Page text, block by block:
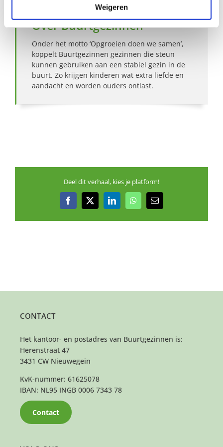
Weigeren
Over Buurtgezinnen
Onder het motto ‘Opgroeien doen we samen’,
koppelt Buurtgezinnen gezinnen die steun
kunnen gebruiken aan een stabiel gezin in de
buurt. Zo krijgen kinderen wat extra liefde en
aandacht en worden ouders ontlast.
Deel dit verhaal, kies je platform!
Facebook
X LinkedInWhatsApp
E-
CONTACT
Het kantoor- en postadres van Buurtgezinnen is:
Herenstraat 47
3431 CW Nieuwegein
KvK-nummer: 61625078
IBAN: NL95 INGB 0006 7343 78
Contact